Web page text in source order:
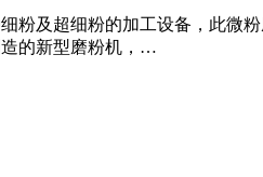
粉及超细粉的加工设备，此微
的新型磨粉机，…